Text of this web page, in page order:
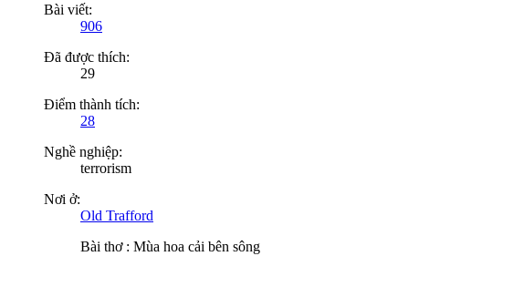
Bài viết:
906
Đã được thích:
29
Điểm thành tích:
28
Nghề nghiệp:
terrorism
Nơi ở:
Old Trafford
Bài thơ : Mùa hoa cải bên sông